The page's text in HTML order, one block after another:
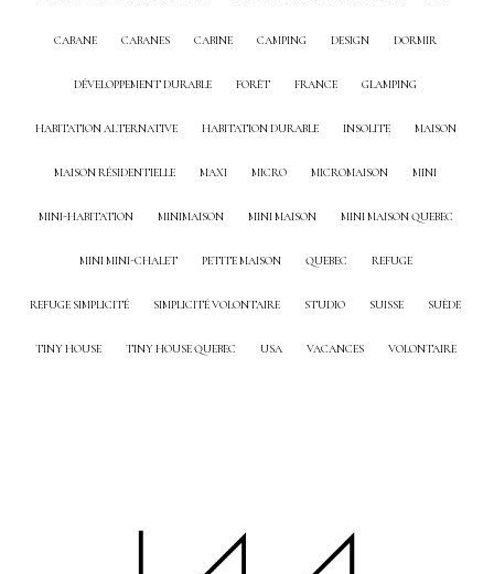
CABANE CABANES CABINE CAMPING DESIGN DORMIR
DÉVELOPPEMENT DURABLE FORÊT FRANCE GLAMPING
HABITATION ALTERNATIVE HABITATION DURABLE INSOLITE MAISON
MAISON RÉSIDENTIELLE MAXI MICRO MICROMAISON MINI
MINI-HABITATION MINIMAISON MINI MAISON MINI MAISON QUEBEC
MINI MINI-CHALET PETITE MAISON QUEBEC REFUGE
REFUGE SIMPLICITÉ SIMPLICITÉ VOLONTAIRE STUDIO SUISSE SUÈDE
TINY HOUSE TINY HOUSE QUEBEC USA VACANCES VOLONTAIRE